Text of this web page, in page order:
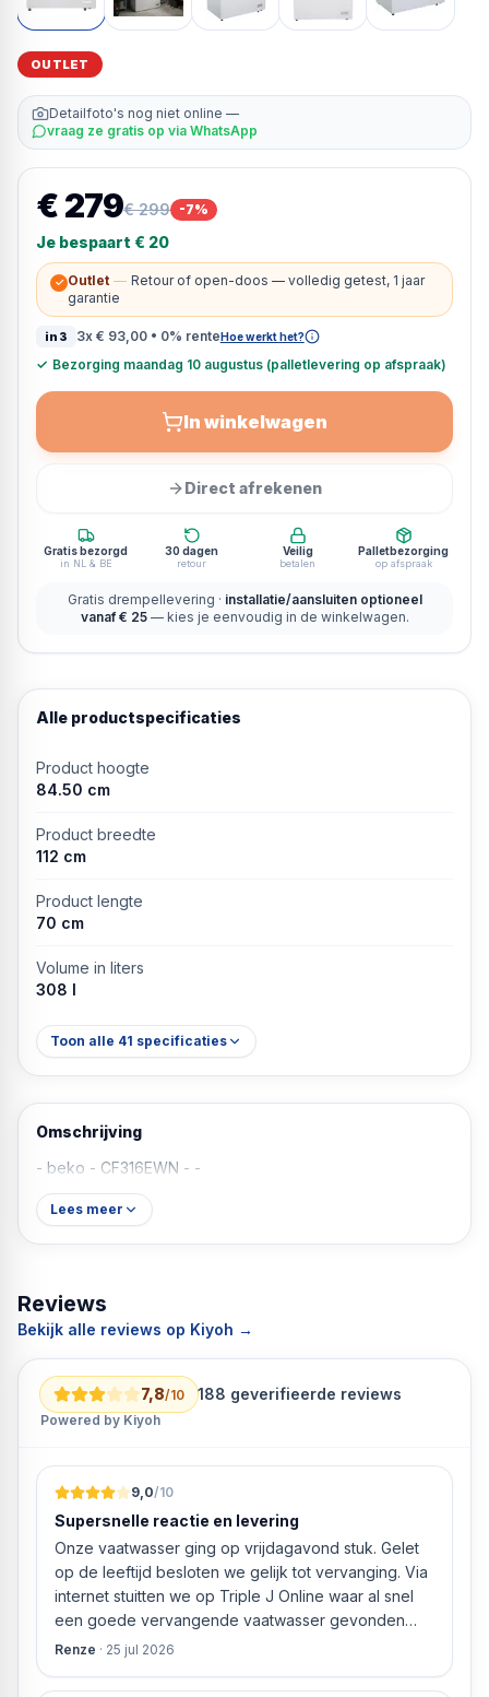
OUTLET
Detailfoto's nog niet online —
vraag ze gratis op via WhatsApp
€ 279€ 299 -7%
Je bespaart € 20
✓ Outlet — Retour of open-doos — volledig getest, 1 jaar
garantie
in3 3x € 93,00• 0% renteHoe werkt het?
✓ Bezorging maandag 10 augustus (palletlevering op afspraak)
In winkelwagen
Direct afrekenen
Gratis bezorgd
in NL & BE
30 dagen
retour
Veilig
betalen
Palletbezorging
op afspraak
Gratis drempellevering · installatie/aansluiten optioneel
vanaf € 25 — kies je eenvoudig in de winkelwagen.
Alle productspecificaties
Product hoogte
84.50 cm
Product breedte
112 cm
Product lengte
70 cm
Volume in liters
308 l
Toon alle 41 specificaties
Omschrijving
- beko - CF316EWN - -
Lees meer
Reviews
Bekijk alle reviews op Kiyoh →
7,8/10 188 geverifieerde reviews
Powered by Kiyoh
9,0/10
Supersnelle reactie en levering
Onze vaatwasser ging op vrijdagavond stuk. Gelet
op de leeftijd besloten we gelijk tot vervanging. Via
internet stuitten we op Triple J Online waar al snel
een goede vervangende vaatwasser gevonden
werd. ‘s Ochtends even gebeld met de
geïnstalleerd kan worden. Dit bleek het geval tegen
Renze · 25 jul 2026